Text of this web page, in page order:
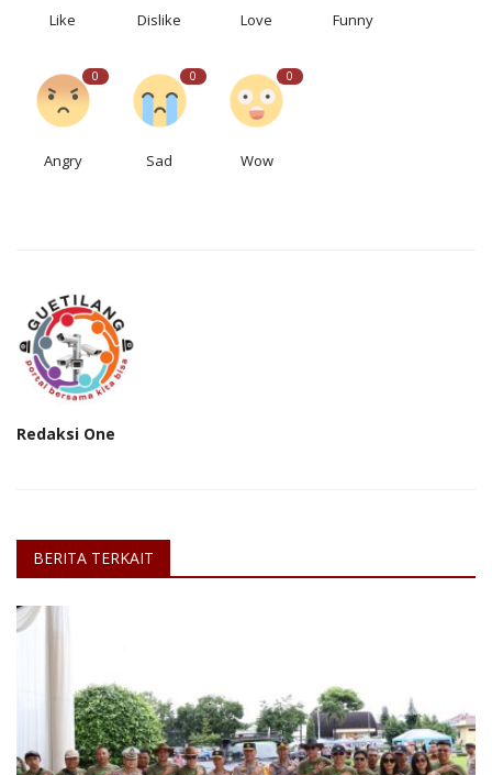
Like Dislike Love Funny
0
Angry
0
Sad
0
Wow
Redaksi One
BERITA TERKAIT